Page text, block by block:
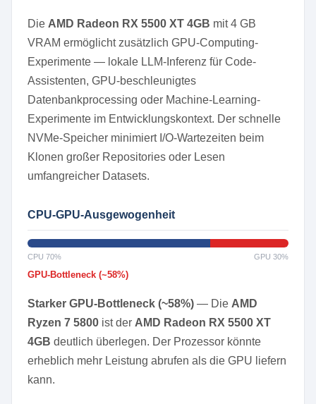
Die AMD Radeon RX 5500 XT 4GB mit 4 GB
VRAM ermöglicht zusätzlich GPU-Computing-
Experimente — lokale LLM-Inferenz für Code-
Assistenten, GPU-beschleunigtes
Datenbankprocessing oder Machine-Learning-
Experimente im Entwicklungskontext. Der schnelle
NVMe-Speicher minimiert I/O-Wartezeiten beim
Klonen großer Repositories oder Lesen
umfangreicher Datasets.
CPU-GPU-Ausgewogenheit
CPU 70% GPU 30%
GPU-Bottleneck (~58%)
Starker GPU-Bottleneck (~58%) — Die AMD
Ryzen 7 5800 ist der AMD Radeon RX 5500 XT
4GB deutlich überlegen. Der Prozessor könnte
erheblich mehr Leistung abrufen als die GPU liefern
kann.